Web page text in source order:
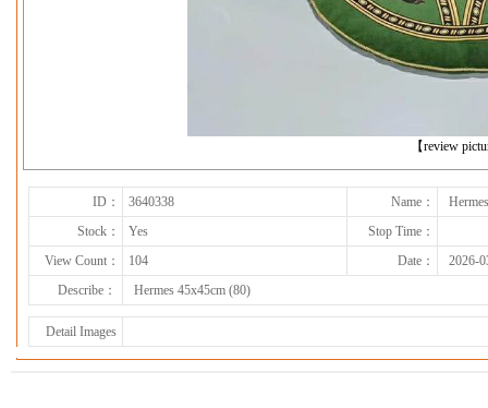
【review
ID： 3640338 Name：
Stock：
Yes
Stop Time：
View Count：
104 Date：
2026-
Describe：
Hermes 45x45cm (80)
Detail Images